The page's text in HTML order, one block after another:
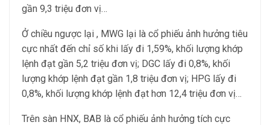
gần 9,3 triệu đơn vị…
Ở chiều ngược lại , MWG lại là cổ phiếu ảnh hưởng tiêu
cực nhất đến chỉ số khi lấy đi 1,59%, khối lượng khớp
lệnh đạt gần 5,2 triệu đơn vị; DGC lấy đi 0,8%, khối
lượng khớp lệnh đạt gần 1,8 triệu đơn vị; HPG lấy đi
0,8%, khối lượng khớp lệnh đạt hơn 12,4 triệu đơn vị…
Trên sàn HNX, BAB là cổ phiếu ảnh hưởng tích cực